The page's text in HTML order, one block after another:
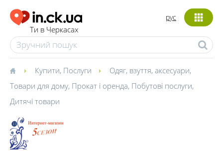
Ти в Черкасах
рус
Купити, Послуги Одяг, взуття, аксесуари,
Товари для дому, Прокат і оренда, Побутові послуги,
Дитячі товари